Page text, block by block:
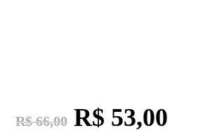
R$66,00 R$ 53,00